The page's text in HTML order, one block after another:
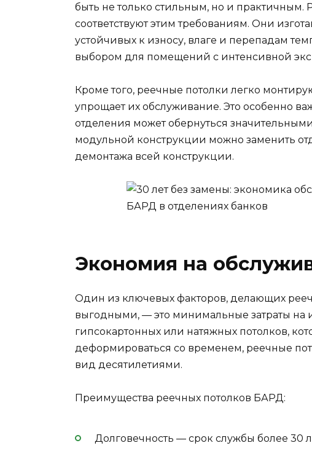
быть не только стильным, но и
соответствуют этим требованиям. Они
устойчивых к износу, влаге и перепадам
выбором для помещений с интенсивной
Кроме того, реечные потолки легко
упрощает их обслуживание. Это особенно
отделения может обернуться
модульной конструкции можно заменить
демонтажа всей конструкции.
Экономия на
Один из ключевых факторов, делающих
выгодными, — это минимальные затраты на
гипсокартонных или натяжных потолков,
деформироваться со временем, реечные
вид десятилетиями.
Преимущества реечных потолков БАРД:
Долговечность — срок службы более 30